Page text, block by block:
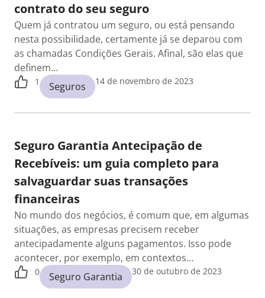
contrato do seu seguro
Quem já contratou um seguro, ou está pensando
nesta possibilidade, certamente já se deparou com
as chamadas Condições Gerais. Afinal, são elas que
definem…
1 Seguros 14 de novembro de 2023
Seguro Garantia Antecipação de
Recebíveis: um guia completo para
salvaguardar suas transações
financeiras
No mundo dos negócios, é comum que, em algumas
situações, as empresas precisem receber
antecipadamente alguns pagamentos. Isso pode
acontecer, por exemplo, em contextos…
0 Seguro Garantia 30 de outubro de 2023